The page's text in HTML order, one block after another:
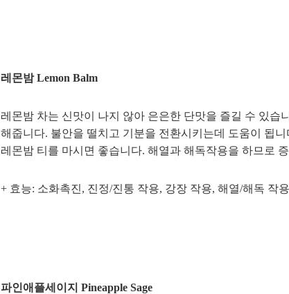
레몬밤 Lemon Balm
레몬밤 차는 신맛이 나지 않아 은은한 단맛을 즐길 수 있습
해줍니다. 불안을 떨치고 기분을 전환시키는데 도움이 됩
레몬밤 티를 마시면 좋습니다. 해열과 해독작용을 하므로
+ 효능: 소화촉진, 진정/진통 작용, 강장 작용, 해열/해독 작용
파인애플세이지 Pineapple Sage